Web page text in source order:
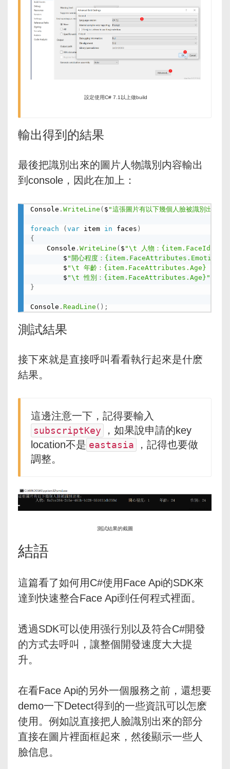
設定使用C# 7.1以上做build
輸出得到的結果
最後把識別出來的圖片人物識別内容輸出
到console，因此在加上：
Console . WriteLine ( $ "這張圖片有以下幾個人臉被識別出來："
foreach ( var item in faces )
{
	Console
. WriteLine ( $ "\t 人物：{item.FaceId}
		$
"開心程度：
		$
"\t 年齡：{item.FaceAttributes.Age} "
		$
"\t 性別：{item.FaceAttributes.Age}"
}
Console . ReadLine ( ) ;
測試結果
接下來就是直接呼叫看看執行起來是什麽
結果。
這邊注意一下，記得要輸入
subscriptKey
，如果說申請的key
location不是 eastasia
，記得也要做
調整。
測試結果的截圖
結語
這篇看了如何用C#使用Face Api的SDK來
達到快速整合Face Api到任何程式裡面。
透過SDK可以使用强行別以及符合C#開發
的方式去呼叫，讓整個開發速度大大提
升。
在看Face Api的另外一個服務之前，還想要
demo一下Detect得到的一些資訊可以怎麽
使用。例如説直接把人臉識別出來的部分
直接在圖片裡面框起來，然後顯示一些人
臉信息。